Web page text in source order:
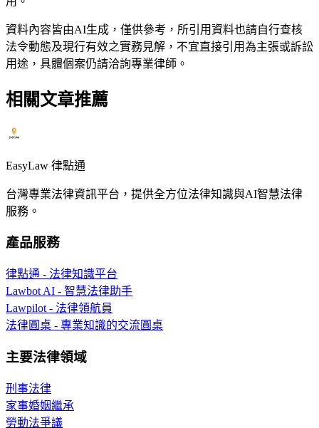
資料內容皆由AI生成，僅供參考，所引用資料也請自行查核
法令動態及現行有效之實務見解，不宜直接引用為主張或訴訟
用途，具體個案仍請洽詢專業律師。
相關文章推薦
EasyLaw 律點通
台灣專業法律資訊平台，提供全方位法律知識與AI智慧法律
服務。
產品服務
律點通 - 法律知識平台
Lawbot AI - 智慧法律助手
Lawpilot - 法律領航員
法律圓桌 - 專業知識的交流圓桌
主要法律領域
刑事法律
家事婚姻繼承
勞動法爭議